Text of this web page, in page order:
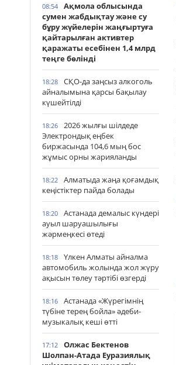
08:54
Ақмола облысында
сумен жабдықтау және су
бұру жүйелерін жаңғыртуға
қайтарылған активтер
қаражаты есебінен 1,4 млрд
теңге бөлінді
18:28
СҚО-да заңсыз алкоголь
айналымына қарсы бақылау
күшейтілді
18:26
2026 жылғы шілдеде
Электрондық еңбек
биржасында 104,6 мың бос
жұмыс орны жарияланды
18:22
Алматыда жаңа қоғамдық
кеңістіктер пайда болады
18:20
Астанада демалыс күндері
ауыл шаруашылығы
жәрмеңкесі өтеді
18:18
Үлкен Алматы айналма
автомобиль жолында жол жүру
ақысын төлеу тәртібі өзгерді
18:16
Астанада «Жүрегімнің
түбіне терең бойла» әдеби-
музыкалық кеші өтті
17:12
Олжас Бектенов
Шолпан-Атада Еуразиялық